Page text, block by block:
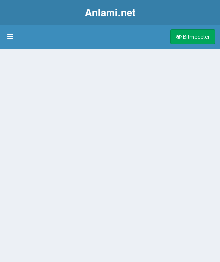
Anlami.net
Bulmaca Bilmeceler